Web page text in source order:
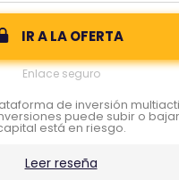
IR A LA OFERTA
Enlace seguro
de inversión
puede subir o
está en riesgo.
Leer reseña